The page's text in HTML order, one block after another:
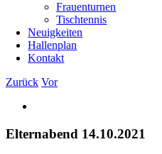
Frauenturnen
Tischtennis
Neuigkeiten
Hallenplan
Kontakt
Zurück Vor
Bild
Elternabend 14.10.2021